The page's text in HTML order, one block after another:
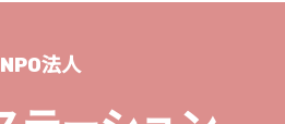
NPO法人